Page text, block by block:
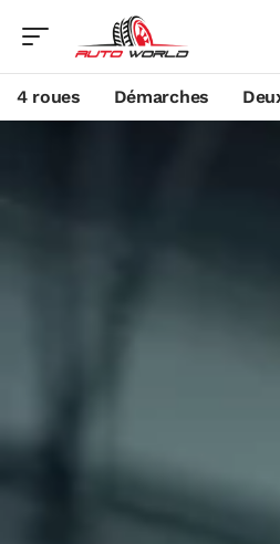
4 roues Démarches